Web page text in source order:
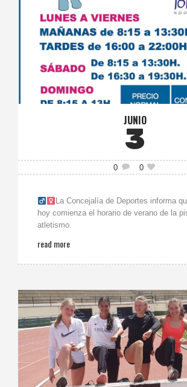
JUNIO
3
0 0
La Concejalía de Deportes informa
hoy comienza el horario de verano de la
atletismo.
read more